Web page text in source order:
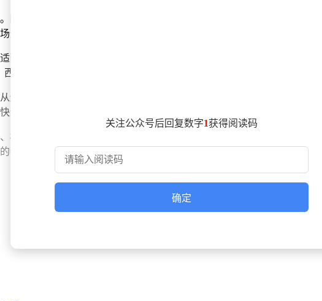
国际与国内标准协同推进，覆盖了绝缘、保护、电磁兼容等多个关键
景兼容性有待进一步提升。
配性，能够完美契合源网荷储一体化的需求。在数据中心、工业制造、
门子凭借其智慧能碳管理平台，成功打造了源网荷储一体化方案，为
熔断器、断路器到固态开关，各类设备在性能上均实现了显著提升。
速分断的特点，满足了高压、小型化场景的需求。
标准化的方向发展。随着能源互联网的深入发展，低压直流配电将深
新型电力系统，推动全球能源领域的可持续发展。
关注公众号后回复数字1获得阅读码
确定